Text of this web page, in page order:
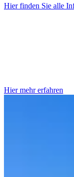
Hier finden Sie alle
Hier mehr erfahren